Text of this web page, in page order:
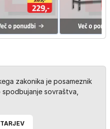
zakonika je posameznik
sovraštva,